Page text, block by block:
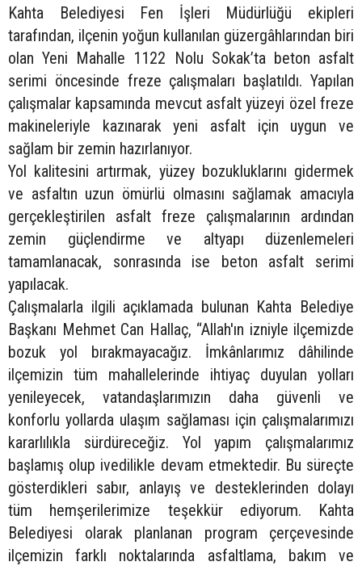
Kahta Belediyesi Fen İşleri Müdürlüğü ekipleri
tarafından, ilçenin yoğun kullanılan güzergâhlarından biri
olan Yeni Mahalle 1122 Nolu Sokak’ta beton asfalt
serimi öncesinde freze çalışmaları başlatıldı. Yapılan
çalışmalar kapsamında mevcut asfalt yüzeyi özel freze
makineleriyle kazınarak yeni asfalt için uygun ve
sağlam bir zemin hazırlanıyor.
Yol kalitesini artırmak, yüzey bozukluklarını gidermek
ve asfaltın uzun ömürlü olmasını sağlamak amacıyla
gerçekleştirilen asfalt freze çalışmalarının ardından
zemin güçlendirme ve altyapı düzenlemeleri
tamamlanacak, sonrasında ise beton asfalt serimi
yapılacak.
Çalışmalarla ilgili açıklamada bulunan Kahta Belediye
Başkanı Mehmet Can Hallaç, “Allah'ın izniyle ilçemizde
bozuk yol bırakmayacağız. İmkânlarımız dâhilinde
ilçemizin tüm mahallelerinde ihtiyaç duyulan yolları
yenileyecek, vatandaşlarımızın daha güvenli ve
konforlu yollarda ulaşım sağlaması için çalışmalarımızı
kararlılıkla sürdüreceğiz. Yol yapım çalışmalarımız
başlamış olup ivedilikle devam etmektedir. Bu süreçte
gösterdikleri sabır, anlayış ve desteklerinden dolayı
tüm hemşerilerimize teşekkür ediyorum. Kahta
Belediyesi olarak planlanan program çerçevesinde
ilçemizin farklı noktalarında asfaltlama, bakım ve